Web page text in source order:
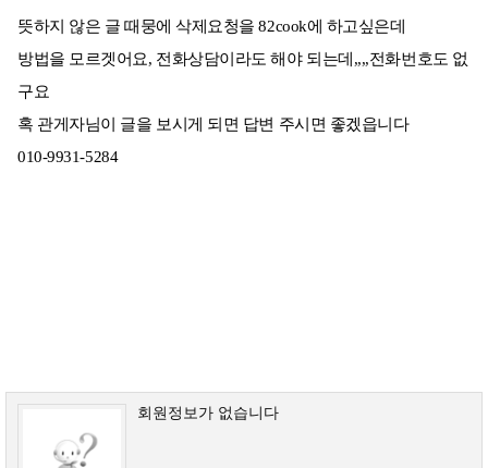
뜻하지 않은 글 때뭉에 삭제요청을 82cook에 하고싶은데
방법을 모르겟어요, 전화상담이라도 해야 되는데,,,,전화번호도 없
구요
혹 관게자님이 글을 보시게 되면 답변 주시면 좋겠읍니다
010-9931-5284
회원정보가 없습니다